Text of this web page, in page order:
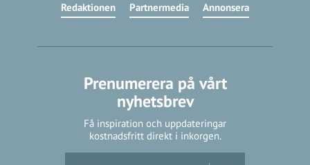
Redaktionen Partnermedia Annonsera
Prenumerera på vårt
nyhetsbrev
Få inspiration och uppdateringar
kostnadsfritt direkt i inkorgen.